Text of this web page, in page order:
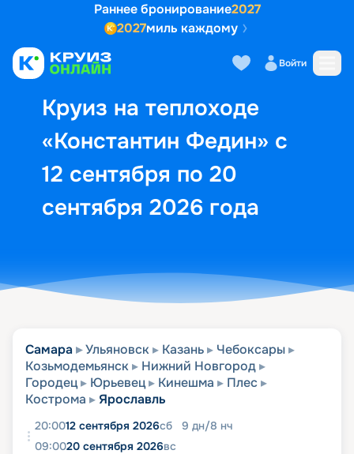
Раннее бронирование2027
2027миль каждому
Войти
Круиз на теплоходе
«Константин Федин» с
12 сентября по 20
сентября 2026 года
Выбор кают Маршрут и
Самара Ульяновск Казань
Чебоксары
Козьмодемьянск
Нижний Новгород
Городец
Юрьевец Кинешма
Плес
Кострома
Ярославль
20:0012 сентября 2026сб 9 дн/8 нч
09:0020 сентября 2026вс